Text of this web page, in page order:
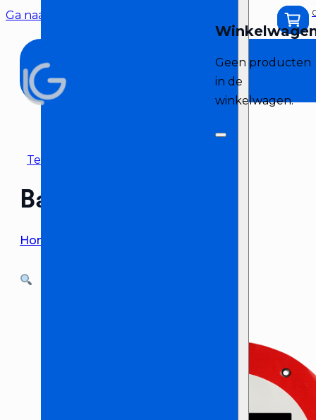
Ga naar hoofdinhoud
Geen producten
in de
winkelwagen.
Terug naar overzicht
Banner ‘75 jaar’
Home